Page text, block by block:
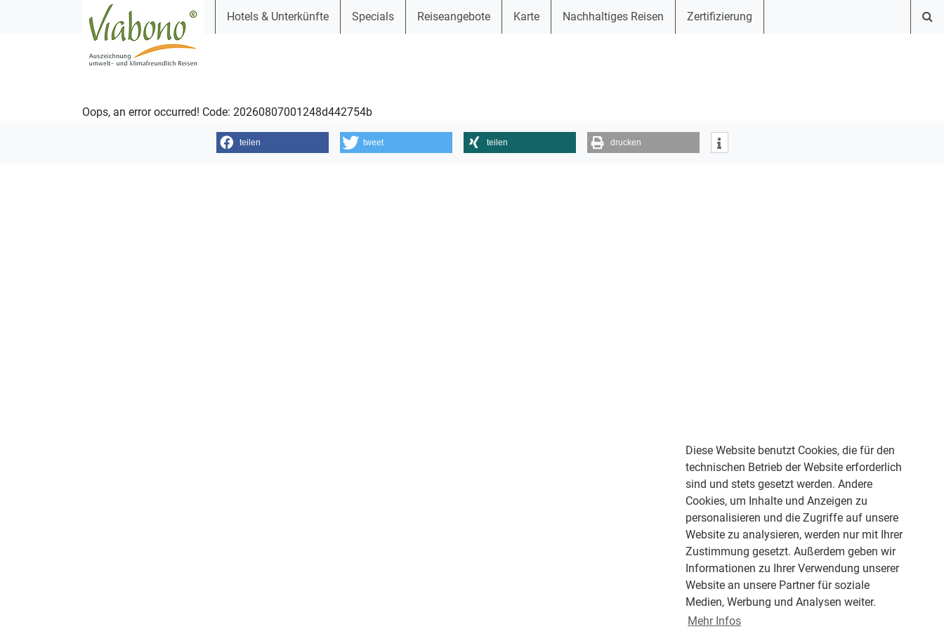
Diese Website benutzt Cookies, die für den
technischen Betrieb der Website erforderlich
sind und stets gesetzt werden. Andere
Cookies, um Inhalte und Anzeigen zu
personalisieren und die Zugriffe auf unsere
Website zu analysieren, werden nur mit Ihrer
Zustimmung gesetzt. Außerdem geben wir
Informationen zu Ihrer Verwendung unserer
Website an unsere Partner für soziale
Medien, Werbung und Analysen weiter.
Mehr Infos
Hotels & Unterkünfte Specials Reiseangebote Karte Nachhaltiges Reisen Zertifizierung
Oops, an error occurred! Code: 20260807001248d442754b
teilen tweet teilen drucken